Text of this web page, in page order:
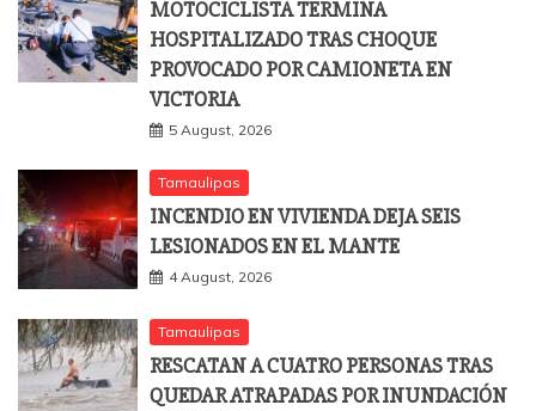
MOTOCICLISTA TERMINA
HOSPITALIZADO TRAS CHOQUE
PROVOCADO POR CAMIONETA EN
VICTORIA
5 August, 2026
Tamaulipas
INCENDIO EN VIVIENDA DEJA SEIS
LESIONADOS EN EL MANTE
4 August, 2026
Tamaulipas
RESCATAN A CUATRO PERSONAS TRAS
QUEDAR ATRAPADAS POR INUNDACIÓN